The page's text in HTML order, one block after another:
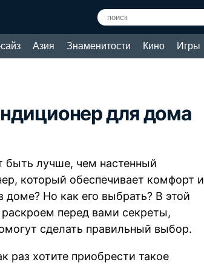
Азия Знаменитости Кино Игры
для дома
быть лучше, чем настенный
который обеспечивает комфорт и
доме? Но как его выбрать? В этой
перед вами секреты,
сделать правильный выбор.
раз хотите приобрести такое